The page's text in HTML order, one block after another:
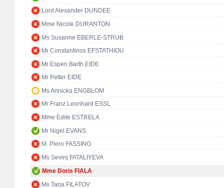
Lord Alexander DUNDEE
Mme Nicole DURANTON
Ms Susanne EBERLE-STRUB
Mr Constantinos EFSTATHIOU
Mr Espen Barth EIDE
Mr Petter EIDE
Ms Annicka ENGBLOM
Mr Franz Leonhard ESSL
Mme Edite ESTRELA
Mr Nigel EVANS
M. Piero FASSINO
Ms Sevinj FATALIYEVA
Mme Doris FIALA
Ms Tarja FILATOV